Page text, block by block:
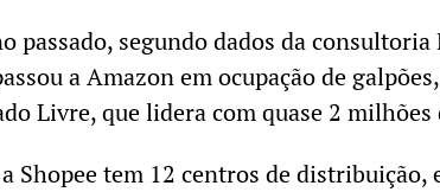
passado, segundo dados da consultoria
a Amazon em ocupação de
Livre, que lidera com quase 2 milhões
Shopee tem 12 centros de distribuição,